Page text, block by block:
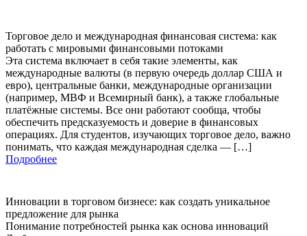
Торговое дело и международная финансовая система: как
работать с мировыми финансовыми потоками
Эта система включает в себя такие элементы, как
международные валюты (в первую очередь доллар США и
евро), центральные банки, международные организации
(например, МВФ и Всемирный банк), а также глобальные
платёжные системы. Все они работают сообща, чтобы
обеспечить предсказуемость и доверие в финансовых
операциях. Для студентов, изучающих торговое дело, важно
понимать, что каждая международная сделка — […]
Подробнее
Инновации в торговом бизнесе: как создать уникальное
предложение для рынка
Понимание потребностей рынка как основа инноваций